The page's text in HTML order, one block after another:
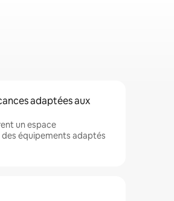
adaptées aux
un espace
équipements adaptés